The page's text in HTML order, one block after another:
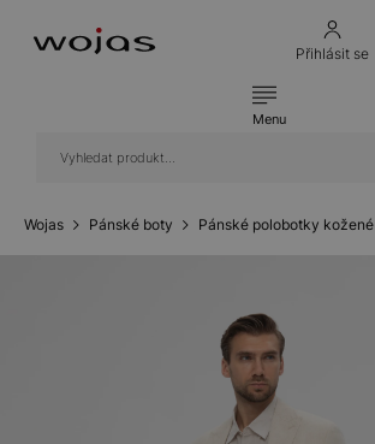
Přihlásit se
Menu
Wojas Pánské boty Pánské polobotky kožené